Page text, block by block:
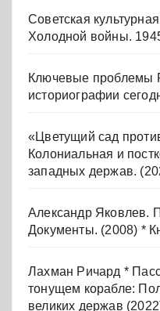
Советская
Холодной войны.
Ключевые проблемы
историографии
«Цветущий сад
Колониальная и
западных держав.
Александр Яковлев.
Документы. (2008) *
Лахман Ричард *
тонущем корабле:
великих держав